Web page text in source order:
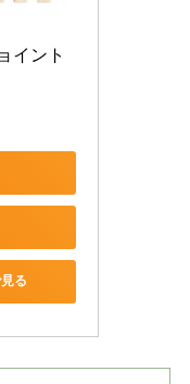
イント
る